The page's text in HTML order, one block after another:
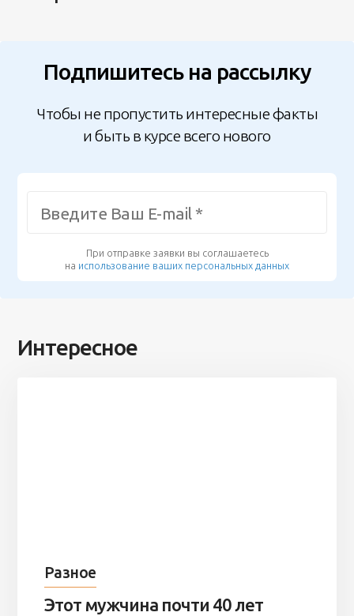
Подпишитесь на рассылку
Чтобы не пропустить интересные факты
и быть в курсе всего нового
При отправке заявки вы соглашаетесь
на использование ваших персональных данных
Интересное
Разное
Этот мужчина почти 40 лет